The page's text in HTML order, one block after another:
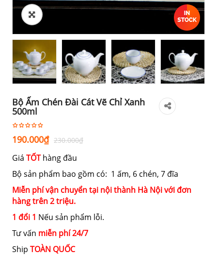
Bộ Ấm Chén Đài Cát Vẽ Chỉ Xanh
500ml
230.000₫Giá
230.000₫.
190.000₫
Giá
là:
190.000₫.
Giá TỐThàng đầu
Bộ sản phẩm bao gồm có: 1 ấm, 6 chén, 7 đĩa
Miễn phí vận chuyển tại nội thành Hà Nội với đơn
hàng trên 2 triệu.
1 đổi 1 Nếu sản phẩm lỗi.
Tư vấn miễn phí 24/7
Ship TOÀN QUỐC